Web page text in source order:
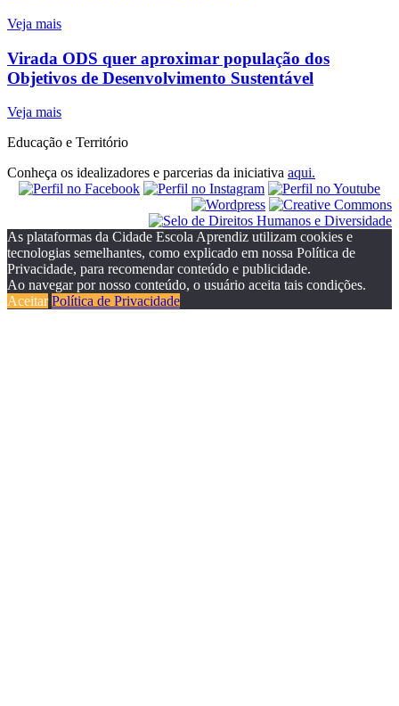
Veja mais
Virada ODS quer aproximar população dos
Objetivos de Desenvolvimento Sustentável
Veja mais
Educação e Território
Conheça os idealizadores e parcerias da iniciativa aqui.
As plataformas da Cidade Escola Aprendiz utilizam cookies e
tecnologias semelhantes, como explicado em nossa Política de
Privacidade, para recomendar conteúdo e publicidade.
Ao navegar por nosso conteúdo, o usuário aceita tais condições.
Aceitar Política de Privacidade